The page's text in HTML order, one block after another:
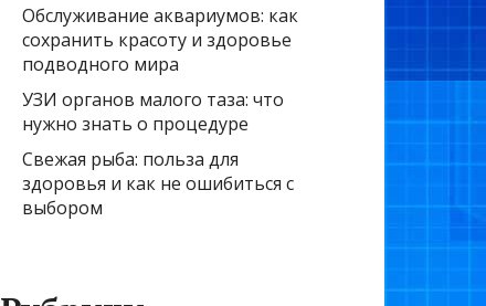
Обслуживание аквариумов: как
сохранить красоту и здоровье
подводного мира
УЗИ органов малого таза: что
нужно знать о процедуре
Свежая рыба: польза для
здоровья и как не ошибиться с
выбором